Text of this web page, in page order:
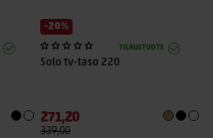
-20%
TILAUSTUOTE
Solo tv-taso 220
271,20
339,00